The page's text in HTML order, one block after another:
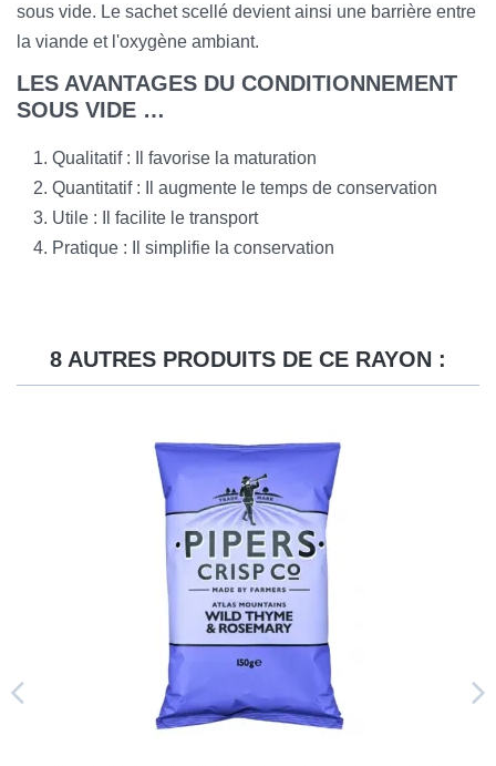
sous vide. Le sachet scellé devient ainsi une barrière entre
la viande et l'oxygène ambiant.
LES AVANTAGES DU CONDITIONNEMENT
SOUS VIDE …
Qualitatif : Il favorise la maturation
Quantitatif : Il augmente le temps de conservation
Utile : Il facilite le transport
Pratique : Il simplifie la conservation
8 AUTRES PRODUITS DE CE RAYON :